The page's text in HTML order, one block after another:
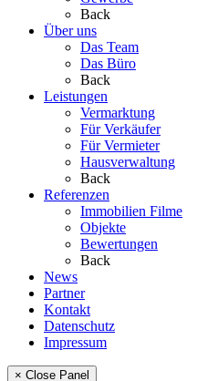
Back
Über uns
Das Team
Das Büro
Back
Leistungen
Vermarktung
Für Verkäufer
Für Vermieter
Hausverwaltung
Back
Referenzen
Immobilien Filme
Objekte
Bewertungen
Back
News
Partner
Kontakt
Datenschutz
Impressum
× Close Panel